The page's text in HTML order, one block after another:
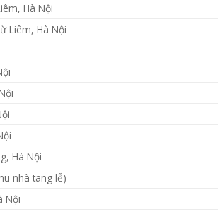
Hà Nội
Liêm, Hà Nội
Hà Nội
nhà tang lễ)
Nội